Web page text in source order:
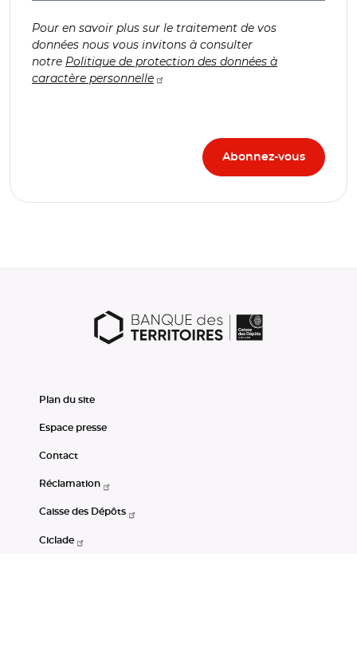
Pour en savoir plus sur le traitement de vos
données nous vous invitons à consulter
notre Politique de protection des données à
caractère personnelle
Plan du site
Espace presse
Contact
Réclamation
Caisse des Dépôts
Ciclade